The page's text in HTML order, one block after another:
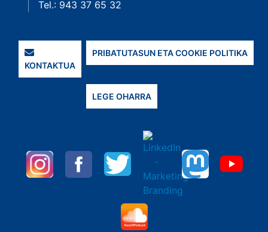
Tel.: 943 37 65 32
KONTAKTUA
PRIBATUTASUN ETA COOKIE POLITIKA
LEGE OHARRA